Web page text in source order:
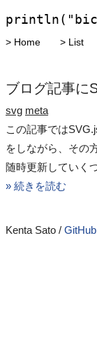
Home List
ブログ記事に
svg meta
この記事では
をしながら、その
随時更新していく
» 続きを読む
Kenta Sato / GitHub